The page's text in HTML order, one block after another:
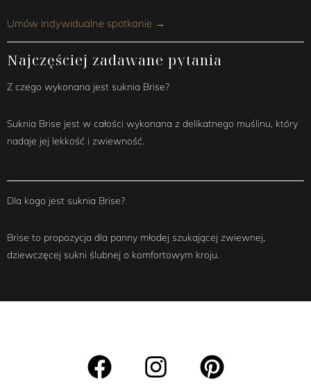
Umów indywidualne spotkanie →
Najczęściej zadawane pytania
Z czego wykonana jest suknia Brise?
Suknia Brise jest w całości wykonana z delikatnego muślinu, który
nadaje jej lekkość i zwiewność.
Dla kogo jest suknia Brise?
Brise to propozycja dla panny młodej szukającej zwiewnej,
dziewczęcej sukni ślubnej o komfortowym kroju.